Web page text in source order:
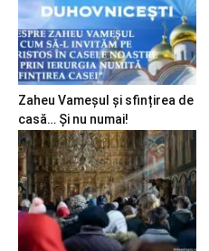
Zaheu Vameșul și sfințirea de
casă… Și nu numai!